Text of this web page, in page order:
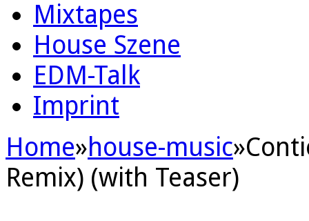
Mixtapes
House Szene
EDM-Talk
Imprint
Home»house-music»
Remix) (with Teaser)